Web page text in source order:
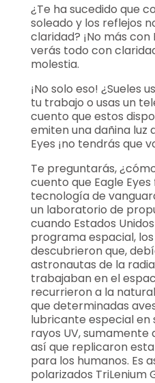
¿Te ha sucedido que
soleado y los reflejos
claridad? ¡No más con
verás todo con
molestia.
¡No solo eso! ¿Sueles
tu trabajo o usas un
cuento que estos
emiten una dañina luz
Eyes ¡no tendrás que
Te preguntarás,
cuento que Eagle
tecnología de
un laboratorio de
cuando Estados
programa espacial,
descubrieron que,
astronautas de la
trabajaban en el
recurrieron a la
que determinadas
lubricante especial en
rayos UV, sumamente
así que replicaron
para los humanos. Es
polarizados TriLenium